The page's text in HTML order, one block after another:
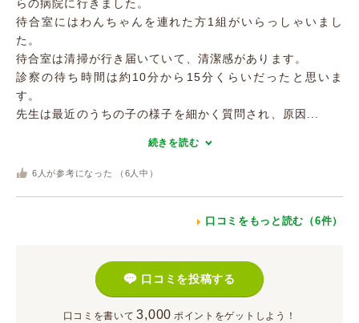
らの病院に行きました。
待合室にはわんちゃんを連れた方1組がいらっしゃいまし
た。
待合室は清掃が行き届いていて、清潔感があります。
診察の待ち時間は約10分から15分くらいだったと思いま
す。
先生は最近のうちの子の様子を細かく質問され、原因...
続きを読む
6 人が参考になった （ 6 人中）
口コミをもっと読む（6件）
口コミを投稿する
口コミを書いて 3,000 ポイント をゲットしよう！